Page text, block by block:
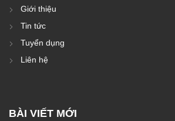
Giới thiệu
Tin tức
Tuyển dụng
Liên hệ
BÀI VIẾT MỚI